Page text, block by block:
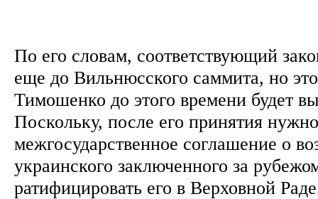
По его словам, соответствующий
еще до Вильнюсского саммита, но
Тимошенко до этого времени будет
Поскольку, после его принятия
межгосударственное соглашение о
украинского заключенного за
ратифицировать его в Верховной